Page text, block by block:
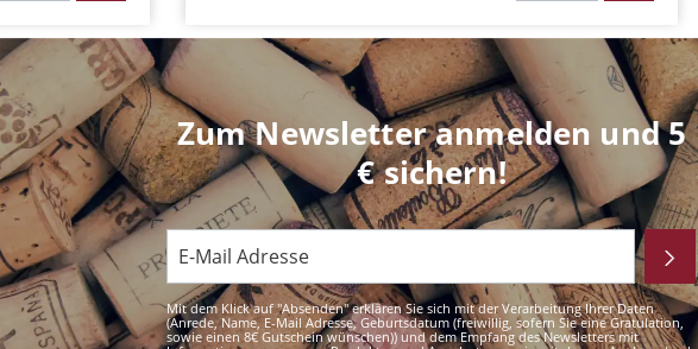
Zum Newsletter anmelden und 5
€ sichern!
Mit dem Klick auf "Absenden" erklären Sie sich mit der Verarbeitung Ihrer Daten
(Anrede, Name, E-Mail Adresse, Geburtsdatum (freiwillig, sofern Sie eine Gratulation,
sowie einen 8€ Gutschein wünschen)) und dem Empfang des Newsletters mit